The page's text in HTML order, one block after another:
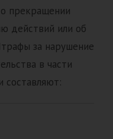
прекращении
действий или об
за нарушение
в части
составляют: